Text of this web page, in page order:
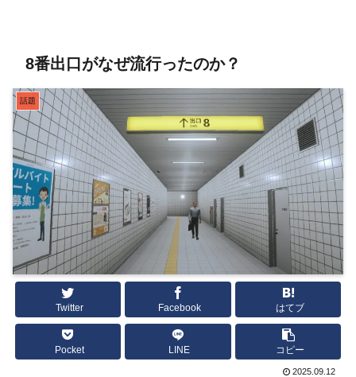
8番出口がなぜ流行ったのか？
話題
Twitter Facebook はてブ
Pocket LINE コピー
2025.09.12